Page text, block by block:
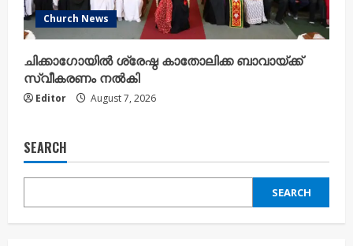
Church News
ചിക്കാഗോയിൽ ശ്രേഷ്ഠ കാതോലിക്ക ബാവായ്ക്ക്
സ്വീകരണം നൽകി
Editor August 7, 2026
SEARCH
SEARCH